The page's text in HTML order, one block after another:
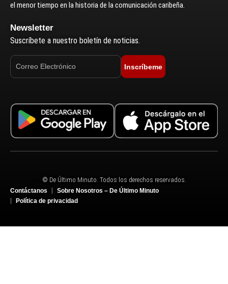
el menor tiempo en la historia de la comunicación caribeña.
Newsletter
Suscríbete a nuestro boletín de noticias.
Inscríbeme
© De Último Minuto. Todos los derechos reservados.
Contáctanos
Sobre Nosotros – De Último Minuto
Política de privacidad